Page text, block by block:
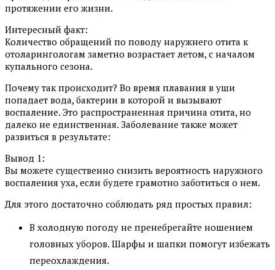
протяжении его жизни.
Интересный факт:
Количество обращений по поводу наружнего отита к
отоларингологам заметно возрастает летом, с началом
купального сезона.
Почему так происходит? Во время плавания в уши
попадает вода, бактерии в которой и вызывают
воспаление. Это распространенная причина отита, но
далеко не единственная. Заболевание также может
развиться в результате:
Вывод 1:
Вы можете существенно снизить вероятность наружного
воспаления уха, если будете грамотно заботиться о нем.
Для этого достаточно соблюдать ряд простых правил:
В холодную погоду не пренебрегайте ношением
головных уборов. Шарфы и шапки помогут избежать
переохлаждения.